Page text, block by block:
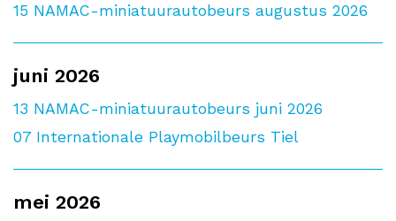
15 NAMAC-miniatuurautobeurs augustus 2026
juni 2026
13 NAMAC-miniatuurautobeurs juni 2026
07 Internationale Playmobilbeurs Tiel
mei 2026